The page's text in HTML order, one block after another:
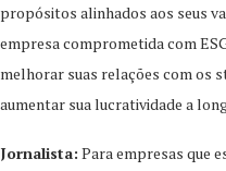
propósitos alinhados aos seus
empresa comprometida com
melhorar suas relações com os
aumentar sua lucratividade a
Jornalista: Para empresas que